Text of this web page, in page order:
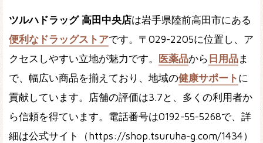
ツルハドラッグ 高田中央店は岩手県陸前高田市にある
便利なドラッグストアです。〒029-2205に位置し、ア
クセスしやすい立地が魅力です。
医薬品から 日用品ま
で、幅広い商品を揃えており、地域の健康サポート に
貢献しています。店舗の評価は3.7と、多くの利用者か
ら信頼を得ています。電話番号は0192-55-5268で、詳
細は公式サイト（https://shop.tsuruha-g.com/1434）